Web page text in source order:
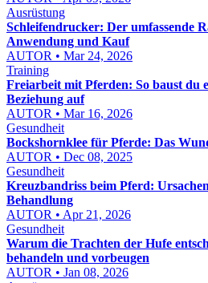
Ausrüstung
Schleifendrucker: Der umfassende
Anwendung und Kauf
AUTOR • Mar 24, 2026
Training
Freiarbeit mit Pferden: So baust du
Beziehung auf
AUTOR • Mar 16, 2026
Gesundheit
Bockshornklee für Pferde: Das
AUTOR • Dec 08, 2025
Gesundheit
Kreuzbandriss beim Pferd:
Behandlung
AUTOR • Apr 21, 2026
Gesundheit
Warum die Trachten der Hufe
behandeln und vorbeugen
AUTOR • Jan 08, 2026